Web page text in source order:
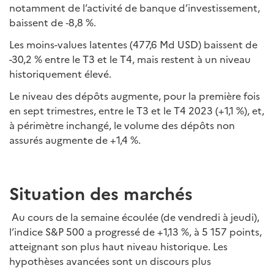
notamment de l’activité de banque d’investissement,
baissent de ‑8,8 %.
Les moins-values latentes (477,6 Md USD) baissent de
-30,2 % entre le T3 et le T4, mais restent à un niveau
historiquement élevé.
Le niveau des dépôts augmente, pour la première fois
en sept trimestres, entre le T3 et le T4 2023 (+1,1 %), et,
à périmètre inchangé, le volume des dépôts non
assurés augmente de +1,4 %.
Situation des marchés
Au cours de la semaine écoulée (de vendredi à jeudi),
l’indice S&P 500 a progressé de +1,13 %, à 5 157 points,
atteignant son plus haut niveau historique. Les
hypothèses avancées sont un discours plus